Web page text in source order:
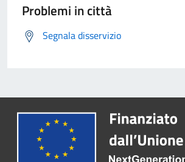
Problemi in città
Segnala disservizio